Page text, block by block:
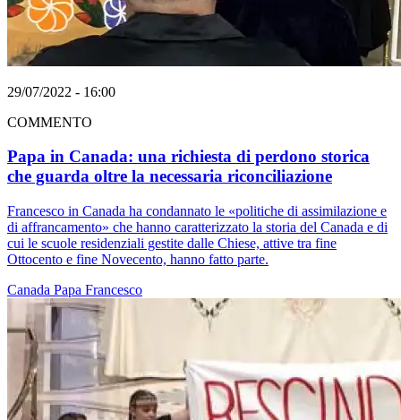
29/07/2022 - 16:00
COMMENTO
Papa in Canada: una richiesta di perdono storica
che guarda oltre la necessaria riconciliazione
Francesco in Canada ha condannato le «politiche di assimilazione e
di affrancamento» che hanno caratterizzato la storia del Canada e di
cui le scuole residenziali gestite dalle Chiese, attive tra fine
Ottocento e fine Novecento, hanno fatto parte.
Canada Papa Francesco